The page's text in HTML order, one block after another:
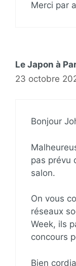
Merci par
Le Japon à
23 octobre
Bonjour
pas prévu
salon.
On vous
réseaux
Week, ils
concours
Bien